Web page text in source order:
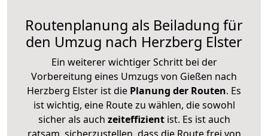
Routenplanung als Beiladung für
den Umzug nach Herzberg Elster
Ein weiterer wichtiger Schritt bei der
Vorbereitung eines Umzugs von Gießen nach
Herzberg Elster ist die Planung der Routen. Es
ist wichtig, eine Route zu wählen, die sowohl
sicher als auch zeiteffizientist. Es ist auch